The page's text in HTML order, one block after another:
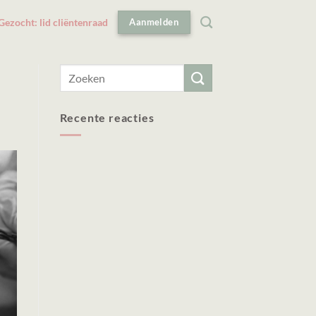
lid cliëntenraad Aanmelden
Recente reacties